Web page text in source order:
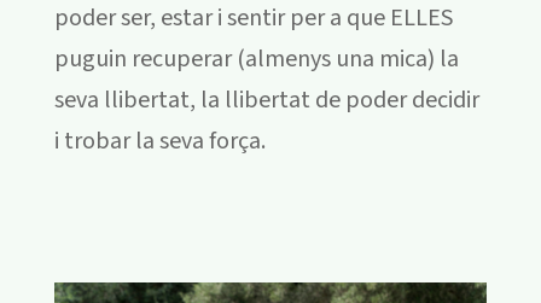
poder ser, estar i sentir per a que ELLES
puguin recuperar (almenys una mica) la
seva llibertat, la llibertat de poder decidir
i trobar la seva força.